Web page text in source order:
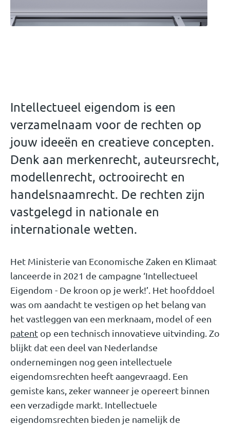
Intellectueel eigendom is een
verzamelnaam voor de rechten op
jouw ideeën en creatieve concepten.
Denk aan merkenrecht, auteursrecht,
modellenrecht, octrooirecht en
handelsnaamrecht. De rechten zijn
vastgelegd in nationale en
internationale wetten.
Het Ministerie van Economische Zaken en Klimaat
lanceerde in 2021 de campagne ‘Intellectueel
Eigendom - De kroon op je werk!’. Het hoofddoel
was om aandacht te vestigen op het belang van
het vastleggen van een merknaam, model of een
patent op een technisch innovatieve uitvinding. Zo
blijkt dat een deel van Nederlandse
ondernemingen nog geen intellectuele
eigendomsrechten heeft aangevraagd. Een
gemiste kans, zeker wanneer je opereert binnen
een verzadigde markt. Intellectuele
eigendomsrechten bieden je namelijk de